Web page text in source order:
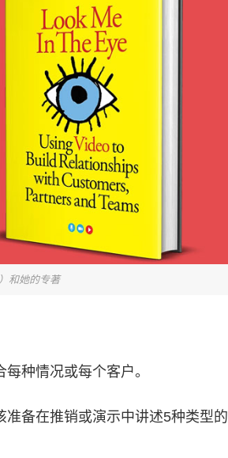
和她的专著
种情况或每个客户。
备在推销或演示中讲述5种类型的